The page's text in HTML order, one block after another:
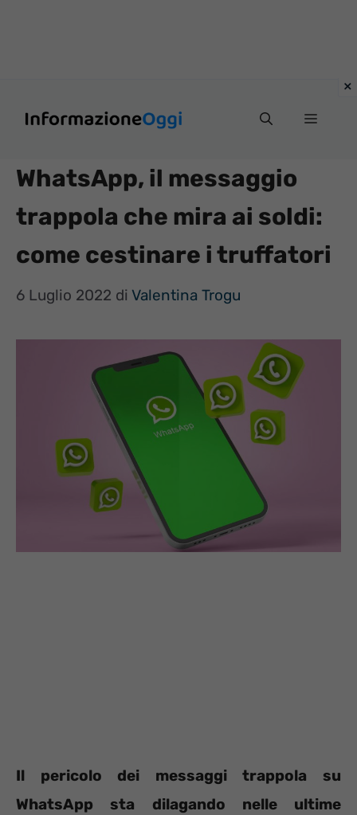
Menu
WhatsApp, il messaggio
trappola che mira ai soldi:
come cestinare i truffatori
6 Luglio 2022 di Valentina Trogu
Il pericolo dei messaggi trappola su
WhatsApp sta dilagando nelle ultime